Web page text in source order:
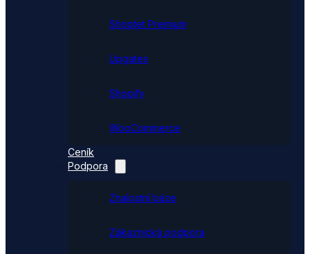
Shoptet Premium
Upgates
Shopify
WooCommerce
Ceník
Podpora
Znalostní báze
Zákaznická podpora